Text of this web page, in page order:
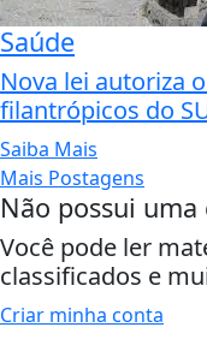
Saúde
Nova lei autoriza
filantrópicos do
Saiba Mais
Mais Postagens
Não possui uma
Você pode ler
classificados e
Criar minha conta